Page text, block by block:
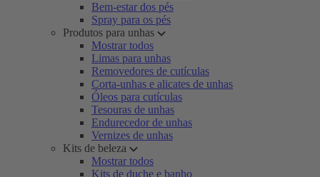
Bem-estar dos pés
Spray para os pés
Produtos para unhas
Mostrar todos
Limas para unhas
Removedores de cutículas
Corta-unhas e alicates de unhas
Óleos para cutículas
Tesouras de unhas
Endurecedor de unhas
Vernizes de unhas
Kits de beleza
Mostrar todos
Kits de duche e banho